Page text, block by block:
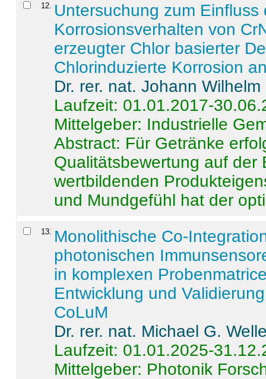
12
Untersuchung zum
Korrosionsverhalten von
erzeugter Chlor basierter
Chlorinduzierte Korrosion
Dr. rer. nat. Johann
Laufzeit: 01.01.2017-
Mittelgeber: Industrielle
Abstract: Für Getränke
Qualitätsbewertung auf der
wertbildenden
und Mundgefühl hat der
13
Monolithische Co-
photonischen
in komplexen
Entwicklung und
CoLuM
Dr. rer. nat. Michael G.
Laufzeit: 01.01.2025-
Mittelgeber: Photonik